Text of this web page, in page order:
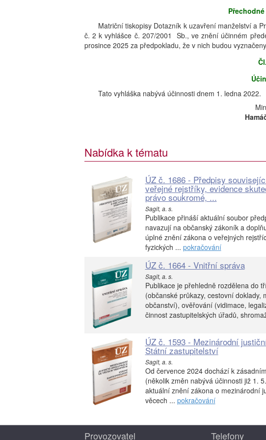
Matriční tiskopisy Dotazník k uzavření manželství a
č. 2 k vyhlášce č. 207/2001 Sb., ve znění účinném
prosince 2025 za předpokladu, že v nich budou
Tato vyhláška nabývá účinnosti dnem 1. ledna 2022.
Nabídka k tématu
ÚZ č. 1686 - Předpisy
veřejné rejstříky, evidence
právo soukromé, ...
Sagit, a. s.
Publikace přináší aktuální soubor
navazují na občanský zákoník a
úplné znění zákona o veřejných
fyzických ... pokračování
ÚZ č. 1664 - Vnitřní správa
Sagit, a. s.
Publikace je přehledně rozdělena do
(občanské průkazy, cestovní doklady,
občanství), ověřování (vidimace,
činnost zastupitelských úřadů,
ÚZ č. 1593 - Mezinárodní
Státní zastupitelství
Sagit, a. s.
Od července 2024 dochází k
(několik změn nabývá účinnosti již 1.
aktuální znění zákona o mezinárodní
věcech ... pokračování
Provozovatel Telefony